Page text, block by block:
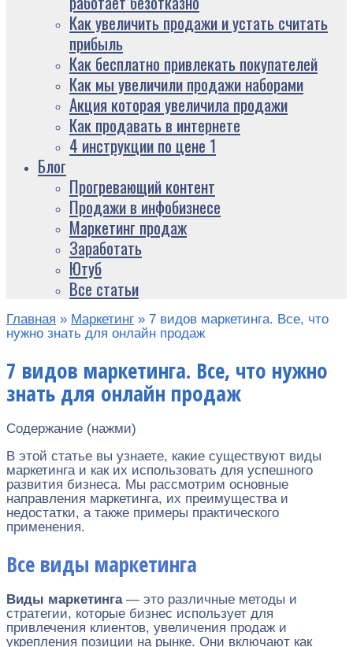
Как увеличить продажи и устать считать
прибыль
Как бесплатно привлекать покупателей
Как мы увеличили продажи наборами
Акция которая увеличила продажи
Как продавать в интернете
4 инструкции по цене 1
Блог
Прогревающий контент
Продажи в инфобизнесе
Маркетинг продаж
Заработать
Ютуб
Все статьи
Главная » Маркетинг » 7 видов маркетинга. Все, что
нужно знать для онлайн продаж
7 видов маркетинга. Все, что нужно
знать для онлайн продаж
Содержание (нажми)
В этой статье вы узнаете, какие существуют виды
маркетинга и как их использовать для успешного
развития бизнеса. Мы рассмотрим основные
направления маркетинга, их преимущества и
недостатки, а также примеры практического
применения.
Все виды маркетинга
Виды маркетинга— это различные методы и
стратегии, которые бизнес использует для
привлечения клиентов, увеличения продаж и
укрепления позиции на рынке. Они включают как